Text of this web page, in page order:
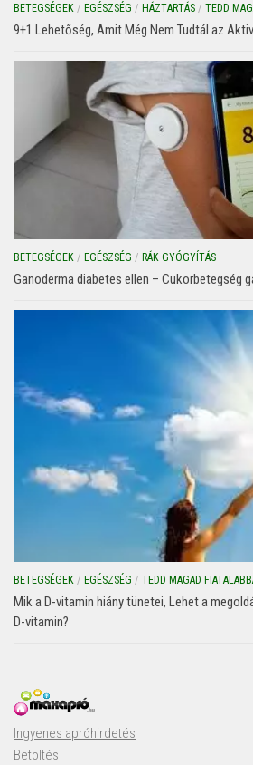
BETEGSÉGEK / EGÉSZSÉG / HÁZTARTÁS / TEDD
9+1 Lehetőség, Amit Még Nem Tudtál az
BETEGSÉGEK / EGÉSZSÉG / RÁK GYÓGYÍTÁS
Ganoderma diabetes ellen – Cukorbetegség
BETEGSÉGEK / EGÉSZSÉG / TEDD MAGAD
Mik a D-vitamin hiány tünetei, Lehet a
D-vitamin?
Ingyenes apróhirdetés
Betöltés